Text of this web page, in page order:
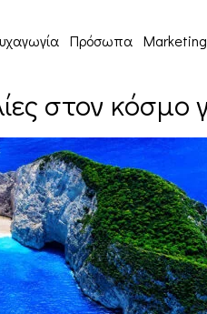
Πρόσωπα Marketing
στον κόσμο